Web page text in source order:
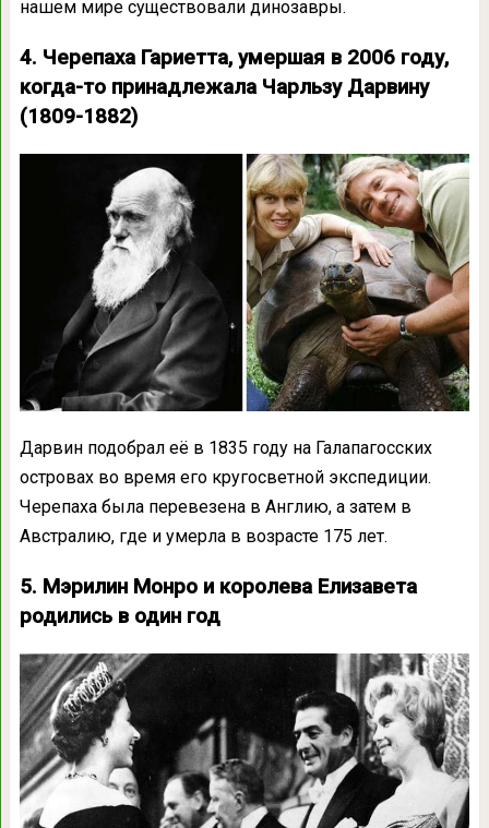
нашем мире существовали динозавры.
4. Черепаха Гариетта, умершая в 2006 году,
когда-то принадлежала Чарльзу Дарвину
(1809-1882)
Дарвин подобрал её в 1835 году на Галапагосских
островах во время его кругосветной экспедиции.
Черепаха была перевезена в Англию, а затем в
Австралию, где и умерла в возрасте 175 лет.
5. Мэрилин Монро и королева Елизавета
родились в один год